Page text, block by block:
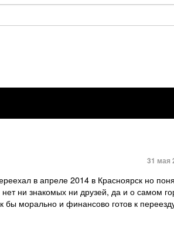
31 мая
в апреле 2014 в Красноярск но
ни знакомых ни друзей, да и о самом
бы морально и финансово готов к